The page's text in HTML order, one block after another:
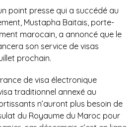
point presse qui a succédé au
Mustapha Baitais, porte-
marocain, a annoncé que le
son service de visas
prochain.
de visa électronique
traditionnel annexé au
n’auront plus besoin de
du Royaume du Maroc pour